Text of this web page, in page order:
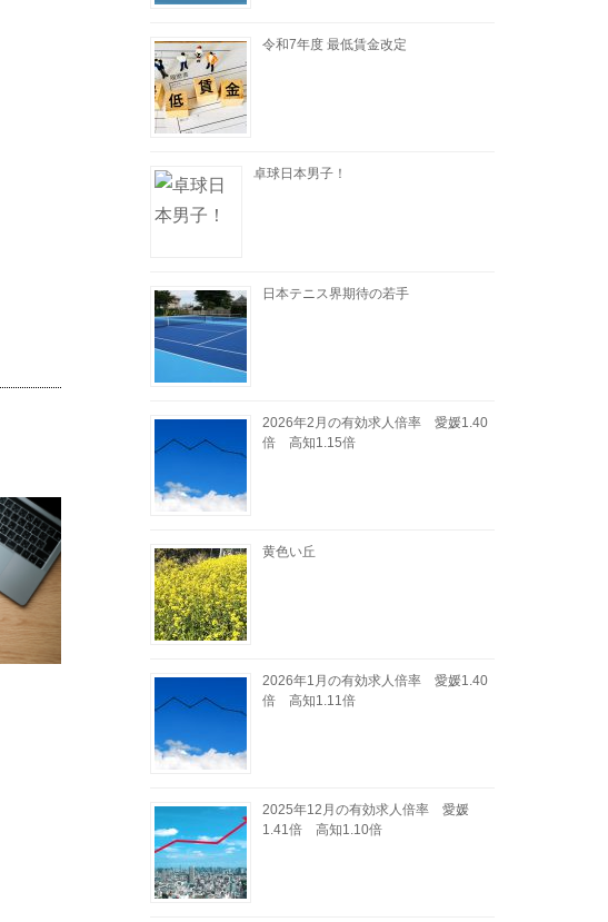
令和7年度 最低賃金改定
卓球日本男子！
日本テニス界期待の若手
2026年2月の有効求人倍率 愛媛1.40
倍 高知1.15倍
黄色い丘
2026年1月の有効求人倍率 愛媛1.40
倍 高知1.11倍
2025年12月の有効求人倍率 愛媛
1.41倍 高知1.10倍